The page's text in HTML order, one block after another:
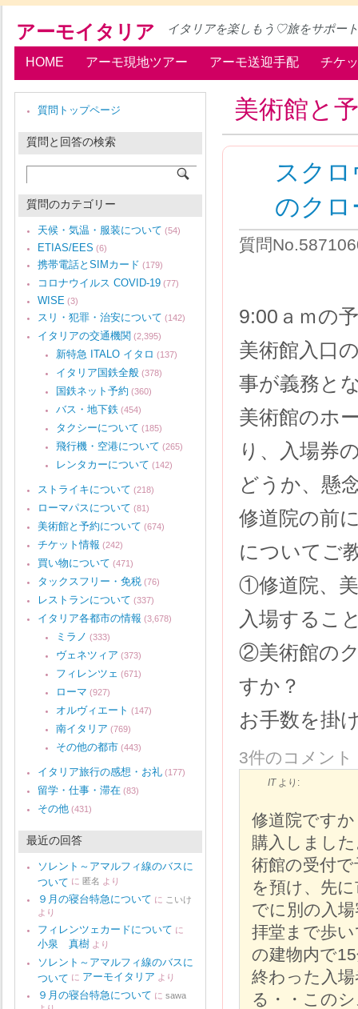
アーモイタリア イタリアを楽しもう♡旅をサポート
HOME アーモ現地ツアー アーモ送迎手配 チケ
美術館と
スク
のク
質問
9:00ａｍの
美術館入口
事が義務と
美術館のホ
り、入場券
どうか、懸
修道院の前
についてご
①修道院、
入場するこ
②美術館の
すか？
お手数を掛
3件のコメント
IT より:
修道院です
購入しまし
術館の受付
を預け、先
でに別の入
拝堂まで歩
の建物内で
終わった入
る・・この
質問トップページ
質問と回答の検索
質問のカテゴリー
天候・気温・服装について (54)
ETIAS/EES (6)
携帯電話とSIMカード (179)
コロナウイルス COVID-19 (77)
WISE (3)
スリ・犯罪・治安について (142)
イタリアの交通機関 (2,395)
新特急 ITALO イタロ (137)
イタリア国鉄全般 (378)
国鉄ネット予約 (360)
バス・地下鉄 (454)
タクシーについて (185)
飛行機・空港について (265)
レンタカーについて (142)
ストライキについて (218)
ローマパスについて (81)
美術館と予約について (674)
チケット情報 (242)
買い物について (471)
タックスフリー・免税 (76)
レストランについて (337)
イタリア各都市の情報 (3,678)
ミラノ (333)
ヴェネツィア (373)
フィレンツェ (671)
ローマ (927)
オルヴィエート (147)
南イタリア (769)
その他の都市 (443)
イタリア旅行の感想・お礼 (177)
留学・仕事・滞在 (83)
その他 (431)
最近の回答
ソレント～アマルフィ線のバスに
ついて に 匿名 より
９月の寝台特急について に こいけ
より
フィレンツェカードについて に
小泉 真樹 より
ソレント～アマルフィ線のバスに
ついて に アーモイタリア より
９月の寝台特急について に sawa